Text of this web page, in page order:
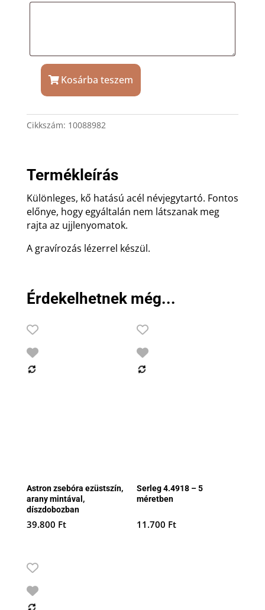
Szürke
névjegytartó
ajándék
Kosárba teszem
Cikkszám: 10088982
Termékleírás
Különleges, kő hatású acél névjegytartó. Fontos
előnye, hogy egyáltalán nem látszanak meg
rajta az ujjlenyomatok.
A gravírozás lézerrel készül.
Érdekelhetnek még...
Astron zsebóra ezüstszín,
arany mintával,
díszdobozban
39.800 Ft
Serleg 4.4918 – 5
méretben
11.700 Ft